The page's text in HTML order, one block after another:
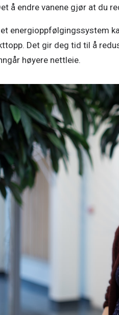
å endre vanene gjør at du
energioppfølgingssystem
Det gir deg tid til å
høyere nettleie.